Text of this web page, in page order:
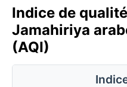
Indice de
Jamahiriya
(AQI)